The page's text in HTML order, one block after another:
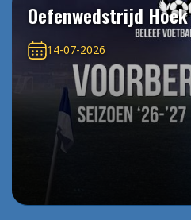
Oefenwedstrijd
14-07-2026